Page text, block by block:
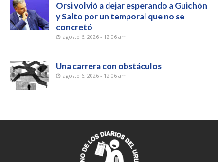
Orsi volvió a dejar esperando a Guichón
y Salto por un temporal que no se
concretó
agosto 6, 2026 - 12:06 am
Una carrera con obstáculos
agosto 6, 2026 - 12:06 am